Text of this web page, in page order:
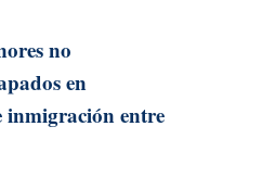
no
en
inmigración entre